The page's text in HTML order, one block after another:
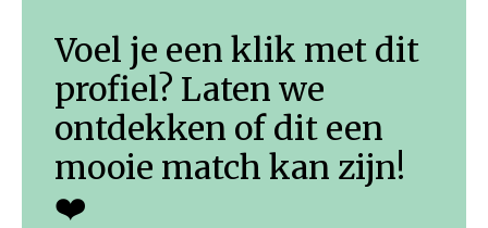
Voel je een klik met dit
profiel? Laten we
ontdekken of dit een
mooie match kan zijn!
❤️